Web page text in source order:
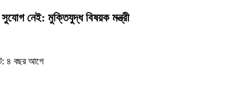
নেই: মুক্তিযুদ্ধ বিষয়ক মন্ত্রী
৪ বছর আগে